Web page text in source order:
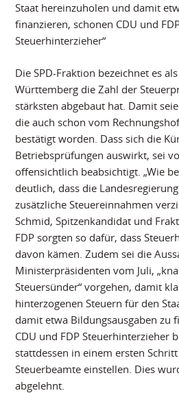
Staat hereinzuholen und damit
finanzieren, schonen CDU und
Steuerhinterzieher“
Die SPD-Fraktion bezeichnet es
Württemberg die Zahl der
stärksten abgebaut hat. Damit
die auch schon vom
bestätigt worden. Dass sich die
Betriebsprüfungen auswirkt, sei
offensichtlich beabsichtigt. „Wie
deutlich, dass die
zusätzliche Steuereinnahmen
Schmid, Spitzenkandidat und
FDP sorgten so dafür, dass
davon kämen. Zudem sei die
Ministerpräsidenten vom Juli,
Steuersünder“ vorgehen, damit
hinterzogenen Steuern für den
damit etwa Bildungsausgaben zu
CDU und FDP Steuerhinterzieher
stattdessen in einem ersten
Steuerbeamte einstellen. Dies
abgelehnt.